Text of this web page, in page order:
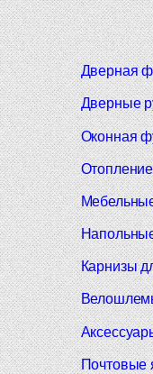
Дверная
Дверные
Оконная
Карнизы
Почтовые